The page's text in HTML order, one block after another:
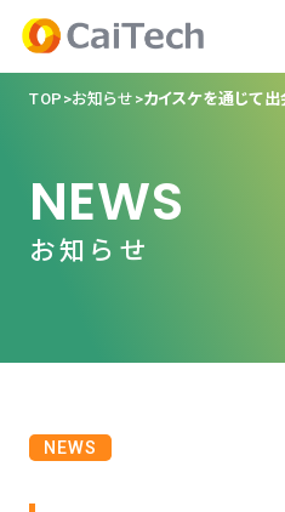
TOP お知らせ
NEWS
お知らせ
NEWS